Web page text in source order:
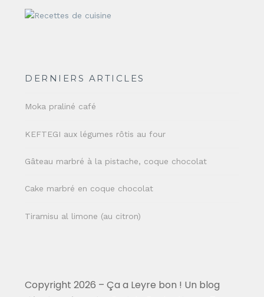
DERNIERS ARTICLES
Moka praliné café
KEFTEGI aux légumes rôtis au four
Gâteau marbré à la pistache, coque chocolat
Cake marbré en coque chocolat
Tiramisu al limone (au citron)
Copyright 2026 – Ça a Leyre bon ! Un blog